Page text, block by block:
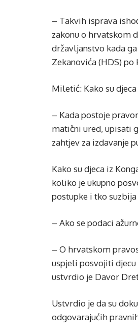
– Takvih isprava
zakonu o hrvatskom
državljanstvo kada
Zekanovića (HDS)
Miletić: Kako su
– Kada postoje
matični ured, upisati
zahtjev za izdavanje
Kako su djeca iz
koliko je ukupno
postupke i tko
– Ako se podaci
– O hrvatskom
uspjeli posvojiti djecu
ustvrdio je Davor
Ustvrdio je da su
odgovarajućih